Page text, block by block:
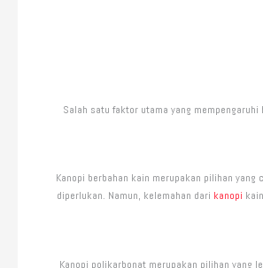
Salah satu faktor utama yang
Kanopi berbahan kain merupakan pilihan
diperlukan. Namun, kelemahan dari kanopi
Kanopi polikarbonat merupakan pilihan yang